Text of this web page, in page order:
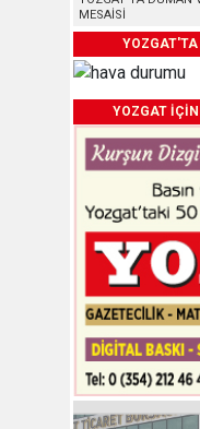
MESAİSİ
YOZGAT'TA
YOZGAT